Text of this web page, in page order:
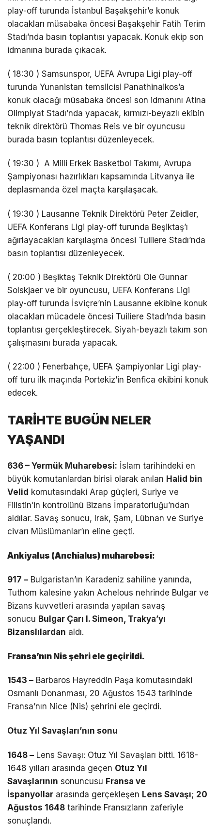
play-off turunda İstanbul Başakşehir’e konuk
olacakları müsabaka öncesi Başakşehir Fatih Terim
Stadı’nda basın toplantısı yapacak. Konuk ekip son
idmanına burada çıkacak.
( 18:30 ) Samsunspor, UEFA Avrupa Ligi play-off
turunda Yunanistan temsilcisi Panathinaikos’a
konuk olacağı müsabaka öncesi son idmanını Atina
Olimpiyat Stadı’nda yapacak, kırmızı-beyazlı ekibin
teknik direktörü Thomas Reis ve bir oyuncusu
burada basın toplantısı düzenleyecek.
( 19:30 ) A Milli Erkek Basketbol Takımı, Avrupa
Şampiyonası hazırlıkları kapsamında Litvanya ile
deplasmanda özel maçta karşılaşacak.
( 19:30 ) Lausanne Teknik Direktörü Peter Zeidler,
UEFA Konferans Ligi play-off turunda Beşiktaş’ı
ağırlayacakları karşılaşma öncesi Tuiliere Stadı’nda
basın toplantısı düzenleyecek.
( 20:00 ) Beşiktaş Teknik Direktörü Ole Gunnar
Solskjaer ve bir oyuncusu, UEFA Konferans Ligi
play-off turunda İsviçre’nin Lausanne ekibine konuk
olacakları mücadele öncesi Tuiliere Stadı’nda basın
toplantısı gerçekleştirecek. Siyah-beyazlı takım son
çalışmasını burada yapacak.
( 22:00 ) Fenerbahçe, UEFA Şampiyonlar Ligi play-
off turu ilk maçında Portekiz’in Benfica ekibini konuk
edecek.
TARİHTE BUGÜN NELER
YAŞANDI
636 – Yermük Muharebesi: İslam tarihindeki en
büyük komutanlardan birisi olarak anılan Halid bin
Velid komutasındaki Arap güçleri, Suriye ve
Filistin’in kontrolünü Bizans İmparatorluğu’ndan
aldılar. Savaş sonucu, Irak, Şam, Lübnan ve Suriye
civarı Müslümanlar’ın eline geçti.
Ankiyalus (Anchialus) muharebesi:
917 – Bulgaristan’ın Karadeniz sahiline yanında,
Tuthom kalesine yakın Achelous nehrinde Bulgar ve
Bizans kuvvetleri arasında yapılan savaş
sonucu Bulgar Çarı I. Simeon, Trakya’yı
Bizanslılardan aldı.
Fransa’nın Nis şehri ele geçirildi.
1543 – Barbaros Hayreddin Paşa komutasındaki
Osmanlı Donanması, 20 Ağustos 1543 tarihinde
Fransa’nın Nice (Nis) şehrini ele geçirdi.
Otuz Yıl Savaşları’nın sonu
1648 – Lens Savaşı: Otuz Yıl Savaşları bitti. 1618-
1648 yılları arasında geçen Otuz Yıl
Savaşlarının sonuncusu Fransa ve
İspanyollar arasında gerçekleşen Lens Savaşı; 20
Ağustos 1648 tarihinde Fransızların zaferiyle
sonuçlandı.